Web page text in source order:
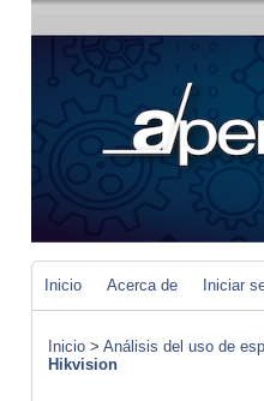
Inicio Acerca de Iniciar
Inicio > Análisis del uso de
Hikvision